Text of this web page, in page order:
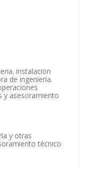
instalacion
de ingenieria.
y asesoramiento
y otras
técnico